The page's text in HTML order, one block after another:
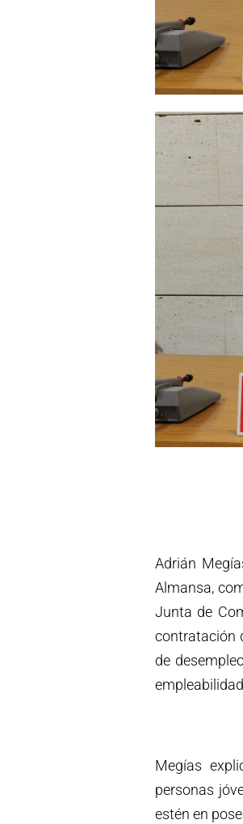
Adrián
Almansa,
Junta de
contratación
de
Megías
personas
estén en